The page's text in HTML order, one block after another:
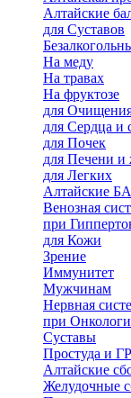
Алтайские
для Суставов
На меду
На травах
На фруктозе
для
для Сердца и
для Почек
для Печени и
для Легких
Алтайские
Венозная
при
для Кожи
Зрение
Иммунитет
Мужчинам
Нервная
при
Суставы
Простуда и
Алтайские
Желудочные